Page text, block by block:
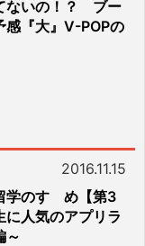
ないの！？ ブー
感『大』V-POPの
2016.11.15
学のすゝめ【第3
に人気のアプリラ
～